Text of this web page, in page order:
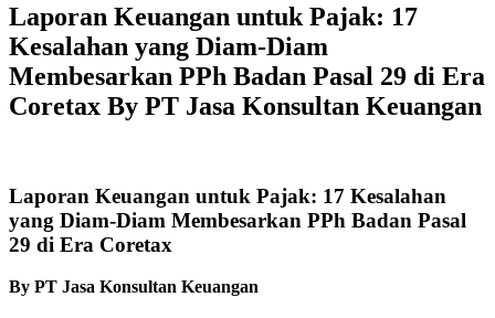
Laporan Keuangan untuk Pajak: 17
Kesalahan yang Diam-Diam
Membesarkan PPh Badan Pasal 29 di Era
Coretax By PT Jasa Konsultan Keuangan
Laporan Keuangan untuk Pajak: 17 Kesalahan
yang Diam-Diam Membesarkan PPh Badan Pasal
29 di Era Coretax
By PT Jasa Konsultan Keuangan